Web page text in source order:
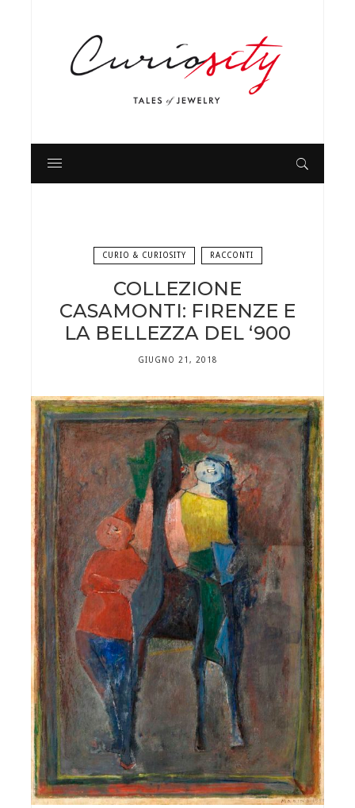
CURIO & CURIOSITY RACCONTI
COLLEZIONE
CASAMONTI: FIRENZE E
LA BELLEZZA DEL ‘900
GIUGNO 21, 2018